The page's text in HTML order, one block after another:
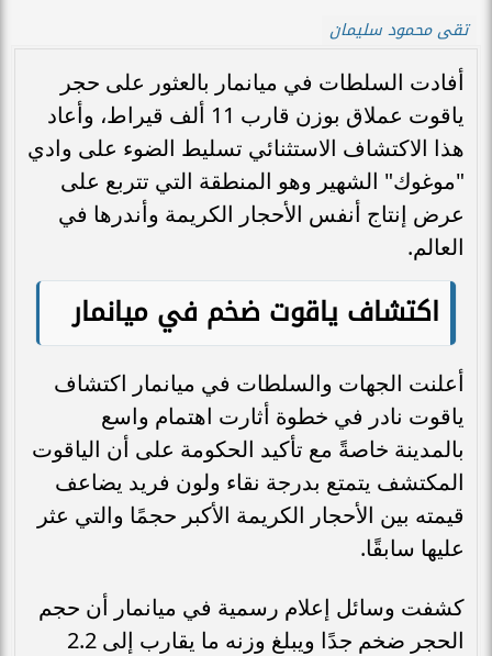
تقى محمود سليمان
أفادت السلطات في ميانمار بالعثور على حجر
ياقوت عملاق بوزن قارب 11 ألف قيراط، وأعاد
هذا الاكتشاف الاستثنائي تسليط الضوء على وادي
"موغوك" الشهير وهو المنطقة التي تتربع على
عرض إنتاج أنفس الأحجار الكريمة وأندرها في
العالم.
اكتشاف ياقوت ضخم في ميانمار
أعلنت الجهات والسلطات في ميانمار اكتشاف
ياقوت نادر في خطوة أثارت اهتمام واسع
بالمدينة خاصةً مع تأكيد الحكومة على أن الياقوت
المكتشف يتمتع بدرجة نقاء ولون فريد يضاعف
قيمته بين الأحجار الكريمة الأكبر حجمًا والتي عثر
عليها سابقًا.
كشفت وسائل إعلام رسمية في ميانمار أن حجم
الحجر ضخم جدًا ويبلغ وزنه ما يقارب إلى 2.2